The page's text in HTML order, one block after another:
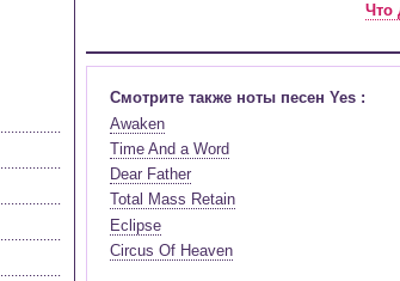
Что
Смотрите также ноты песен Yes :
Awaken
Time And a Word
Dear Father
Total Mass Retain
Eclipse
Circus Of Heaven